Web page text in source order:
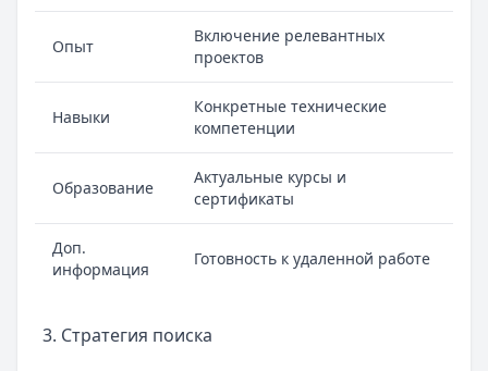
Опыт
Включение релевантных
проектов
Навыки
Конкретные технические
компетенции
Образование
Актуальные курсы и
сертификаты
Доп.
информация
Готовность к удаленной работе
Стратегия поиска